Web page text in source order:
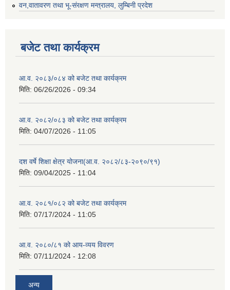
वन,वातावरण तथा भू-संरक्षण मन्त्रालय, लुम्बिनी प्रदेश
बजेट तथा कार्यक्रम
आ.व. २०८३/०८४ को बजेट तथा कार्यक्रम
मिति: 06/26/2026 - 09:34
आ.व. २०८२/०८३ को बजेट तथा कार्यक्रम
मिति: 04/07/2026 - 11:05
दश वर्षे शिक्षा क्षेत्र योजना(आ.व. २०८२/८३-२०९०/९१)
मिति: 09/04/2025 - 11:04
आ.व. २०८१/०८२ को बजेट तथा कार्यक्रम
मिति: 07/17/2024 - 11:05
आ.व. २०८०/८१ को आय-व्यय विवरण
मिति: 07/11/2024 - 12:08
अन्य